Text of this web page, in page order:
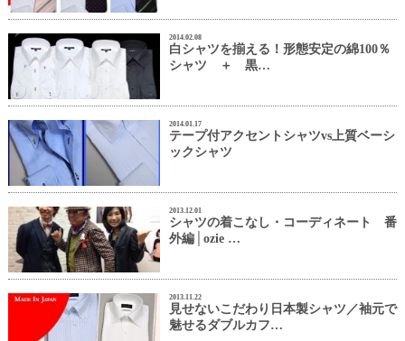
2014.02.08
白シャツを揃える！形態安定の綿100％
シャツ ＋ 黒…
2014.01.17
テープ付アクセントシャツvs上質ベーシ
ックシャツ
2013.12.01
シャツの着こなし・コーディネート 番
外編│ozie …
2013.11.22
見せないこだわり日本製シャツ／袖元で
魅せるダブルカフ…